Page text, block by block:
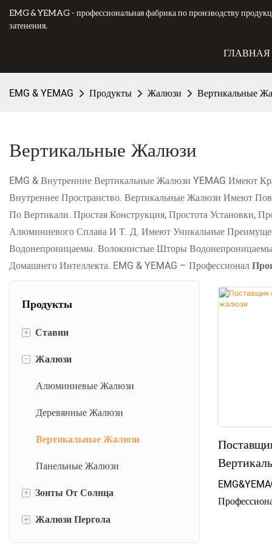
EMG & YEMAG - профессиональная фабрика по производству
затенения.
ГЛАВНАЯ
EMG & YEMAG Продукты Жалюзи Вертикальные
Вертикальные Жалюзи
EMG & Внутренние Вертикальные Жалюзи YEMAG Имеют
Внутреннее Пространство. Вертикальные Жалюзи Имеют
По Вертикали. Простая Конструкция, Простота
Алюминиевого Сплава И Т. Д. Имеют Уникальные
Водонепроницаемы. Волокнистые Шторы
Домашнего Интеллекта. EMG & YEMAG – Профессионал
Продукты
+ Ставни
Рольставни
Алюминиевые Жалюзи Двери
Внешние Ураганные Ставни
Аксессуары Для Жалюзи
- Жалюзи
Алюминиевые Жалюзи
Деревянные Жалюзи
Вертикальные Жалюзи
Панельные Жалюзи
+ Зонты От Солнца
Роликовые Шторы
+ Жалюзи Пергола